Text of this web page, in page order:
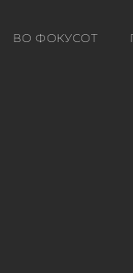
ВО ФОКУСОТ